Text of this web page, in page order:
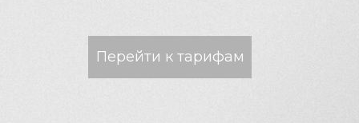
Перейти к тарифам